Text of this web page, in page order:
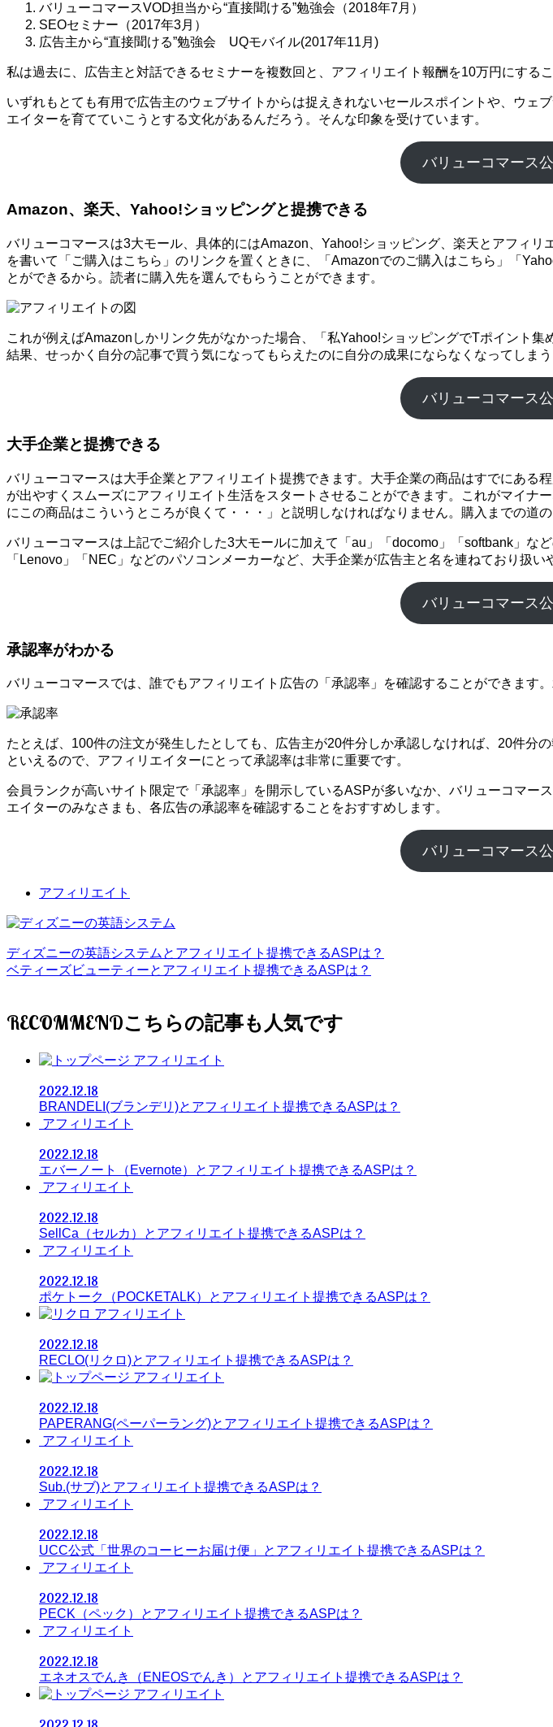
バリューコマースVOD担当から“直接聞ける”勉強会（2018年7月）
SEOセミナー（2017年3月）
広告主から“直接聞ける”勉強会 UQモバイル(2017年11月)
私は過去に、広告主と対話できるセミナーを複数回と、アフィリエイト報酬を10万円にする
いずれもとても有用で広告主のウェブサイトからは捉えきれないセールスポイントや、ウ
エイターを育てていこうとする文化があるんだろう。そんな印象を受けています。
バリューコマース
Amazon、楽天、Yahoo!ショッピングと提携できる
バリューコマースは3大モール、具体的にはAmazon、Yahoo!ショッピング、楽天とアフィ
を書いて「ご購入はこちら」のリンクを置くときに、「Amazonでのご購入はこちら」「
とができるから。読者に購入先を選んでもらうことができます。
これが例えばAmazonしかリンク先がなかった場合、「私Yahoo!ショッピングでTポイント
結果、せっかく自分の記事で買う気になってもらえたのに自分の成果にならなくなってしま
バリューコマース
大手企業と提携できる
バリューコマースは大手企業とアフィリエイト提携できます。大手企業の商品はすでにあ
が出やすくスムーズにアフィリエイト生活をスタートさせることができます。これがマイ
にこの商品はこういうところが良くて・・・」と説明しなければなりません。購入までの道
バリューコマースは上記でご紹介した3大モールに加えて「au」「docomo」「softbank」な
「Lenovo」「NEC」などのパソコンメーカーなど、大手企業が広告主と名を連ねており扱い
バリューコマース
承認率がわかる
バリューコマースでは、誰でもアフィリエイト広告の「承認率」を確認することができます
たとえば、100件の注文が発生したとしても、広告主が20件分しか承認しなければ、20件
といえるので、アフィリエイターにとって承認率は非常に重要です。
会員ランクが高いサイト限定で「承認率」を開示しているASPが多いなか、バリューコマ
エイターのみなさまも、各広告の承認率を確認することをおすすめします。
バリューコマース
アフィリエイト
ディズニーの英語システムとアフィリエイト提携できるASPは？
ベティーズビューティーとアフィリエイト提携できるASPは？
RECOMMEND
アフィリエイト
2022.12.18
BRANDELI(ブランデリ)とアフィリエイト提携できるASPは？
アフィリエイト
2022.12.18
エバーノート（Evernote）とアフィリエイト提携できるASPは？
アフィリエイト
2022.12.18
SellCa（セルカ）とアフィリエイト提携できるASPは？
アフィリエイト
2022.12.18
ポケトーク（POCKETALK）とアフィリエイト提携できるASPは？
アフィリエイト
2022.12.18
RECLO(リクロ)とアフィリエイト提携できるASPは？
アフィリエイト
2022.12.18
PAPERANG(ペーパーラング)とアフィリエイト提携できるASPは？
アフィリエイト
2022.12.18
Sub.(サブ)とアフィリエイト提携できるASPは？
アフィリエイト
2022.12.18
UCC公式「世界のコーヒーお届け便」とアフィリエイト提携できるASPは？
アフィリエイト
2022.12.18
PECK（ペック）とアフィリエイト提携できるASPは？
アフィリエイト
2022.12.18
エネオスでんき（ENEOSでんき）とアフィリエイト提携できるASPは？
アフィリエイト